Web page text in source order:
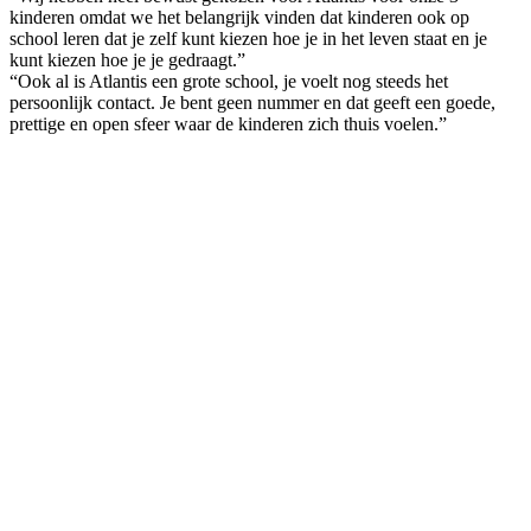
kinderen omdat we het belangrijk vinden dat kinderen ook op
school leren dat je zelf kunt kiezen hoe je in het leven staat en je
kunt kiezen hoe je je gedraagt.”
“Ook al is Atlantis een grote school, je voelt nog steeds het
persoonlijk contact. Je bent geen nummer en dat geeft een goede,
prettige en open sfeer waar de kinderen zich thuis voelen.”